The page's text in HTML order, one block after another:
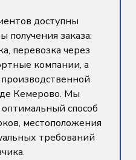
доступны
получения заказа:
перевозка через
компании, а
Кемерово. Мы
способ
местоположения
требований